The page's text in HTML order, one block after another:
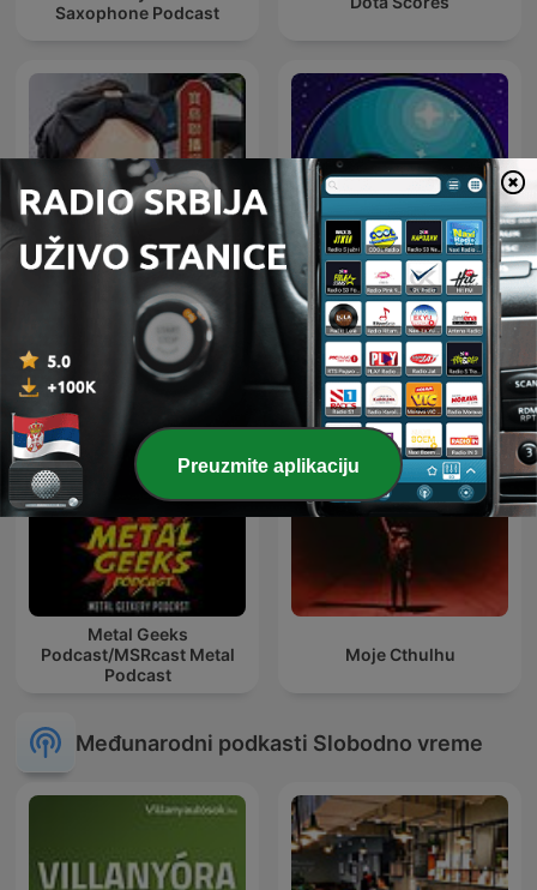
Saxophone Podcast
傾聽夏天-聽音占卜-
Summer-大千電台
Astronomía y algo más
Metal Geeks
Podcast/MSRcast Metal
Podcast
Moje Cthulhu
Međunarodni podkasti Slobodno vreme
Preuzmite aplikaciju